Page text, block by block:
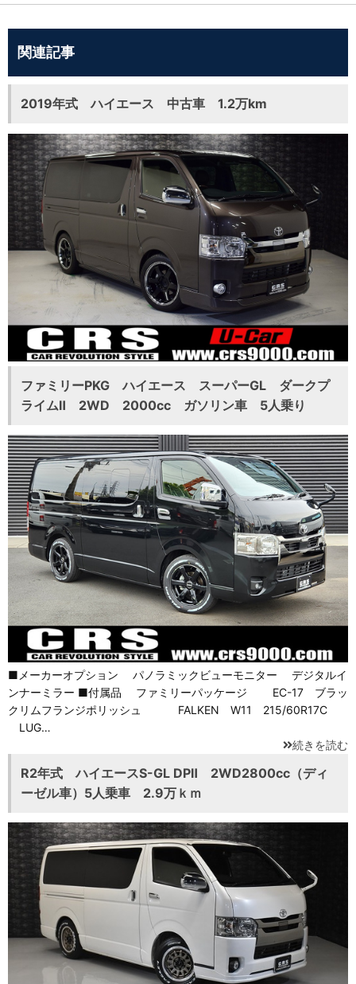
関連記事
2019年式 ハイエース 中古車 1.2万km
ファミリーPKG ハイエース スーパーGL ダークプ
ライムⅡ 2WD 2000cc ガソリン車 5人乗り
■メーカーオプション パノラミックビューモニター デジタルイ
ンナーミラー ■付属品 ファミリーパッケージ EC-17 ブラッ
クリムフランジポリッシュ FALKEN W11 215/60R17C
LUG…
続きを読む
R2年式 ハイエースS-GL DPⅡ 2WD2800cc（ディ
ーゼル車）5人乗車 2.9万ｋｍ